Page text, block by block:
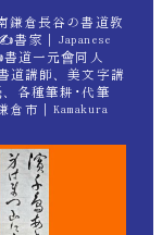
鎌倉長谷の書道教
書家｜Japanese
書道一元會同人
道講師、美文字講
各種筆耕･代筆
倉市｜Kamakura